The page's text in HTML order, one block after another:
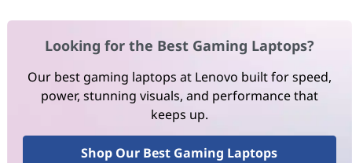
Looking for the Best Gaming Laptops?
Our best gaming laptops at Lenovo built for speed,
power, stunning visuals, and performance that
keeps up.
Shop Our Best Gaming Laptops